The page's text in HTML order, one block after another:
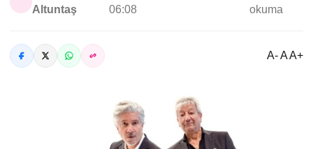
Altuntaş
06:08
okuma
A- A A+